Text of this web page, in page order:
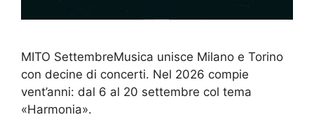
MITO SettembreMusica unisce Milano e Torino
con decine di concerti. Nel 2026 compie
vent’anni: dal 6 al 20 settembre col tema
«Harmonia».